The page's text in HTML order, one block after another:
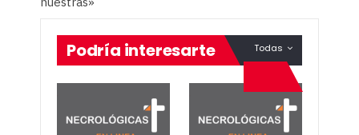
Todas
Podría interesarte